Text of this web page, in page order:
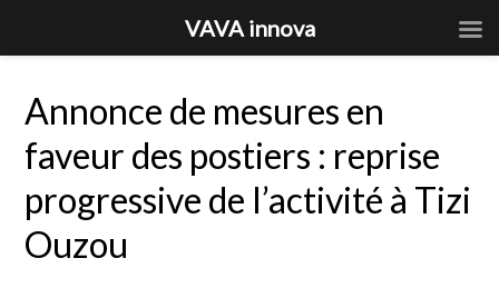
Annonce de mesures en
faveur des postiers : reprise
progressive de l’activité à Tizi
Ouzou
VAVA innova